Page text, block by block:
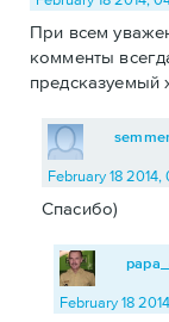
При всем
комменты
предсказуемый
February 18 2014,
Спасибо)
February 18